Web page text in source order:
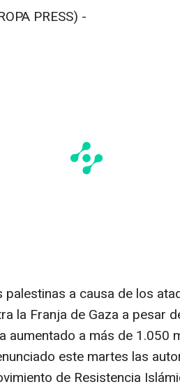
PRESS) -
palestinas a causa de los
la Franja de Gaza a pesar
aumentado a más de 1.050
este martes las
de Resistencia